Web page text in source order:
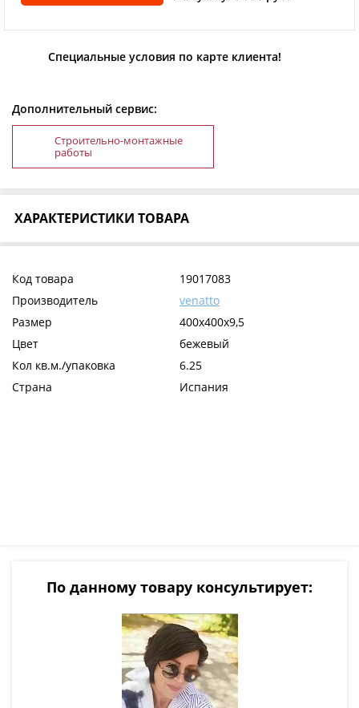
Специальные условия по карте клиента!
Дополнительный сервис:
Строительно-монтажные
работы
ХАРАКТЕРИСТИКИ ТОВАРА
Код товара
19017083
Производитель
venatto
Размер
400х400х9,5
Цвет
бежевый
Кол кв.м./упаковка
6.25
Страна
Испания
По данному товару консультирует: